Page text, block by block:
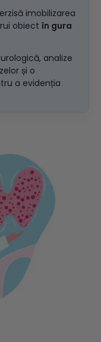
imobilizarea
obiect în gura
analize
și o
a evidenția